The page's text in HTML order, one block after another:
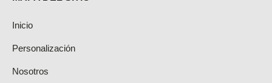
Inicio
Personalización
Nosotros